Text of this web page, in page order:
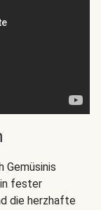
Gemüsinis
fester
die herzhafte